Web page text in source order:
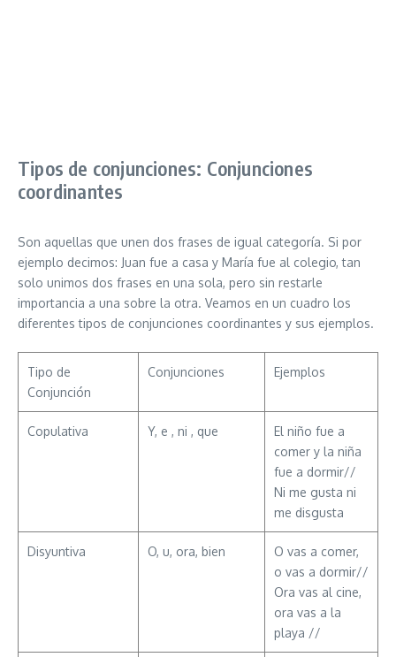
Tipos de conjunciones: Conjunciones
coordinantes
Son aquellas que unen dos frases de igual categoría. Si por
ejemplo decimos: Juan fue a casa y María fue al colegio, tan
solo unimos dos frases en una sola, pero sin restarle
importancia a una sobre la otra. Veamos en un cuadro los
diferentes tipos de conjunciones coordinantes y sus ejemplos.
Tipo de
Conjunción
Conjunciones Ejemplos
Copulativa Y, e , ni , que
El niño fue a
comer y la niña
fue a dormir//
Ni me gusta ni
me disgusta
Disyuntiva O, u, ora, bien
O vas a comer,
o vas a dormir//
Ora vas al cine,
ora vas a la
playa //